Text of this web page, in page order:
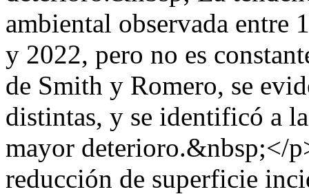
ambiental observada entre
y 2022, pero no es
de Smith y Romero, se
distintas, y se identificó a
mayor deterioro.&nbsp;</
reducción de superficie